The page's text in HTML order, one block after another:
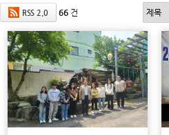
RSS 2.0 66건